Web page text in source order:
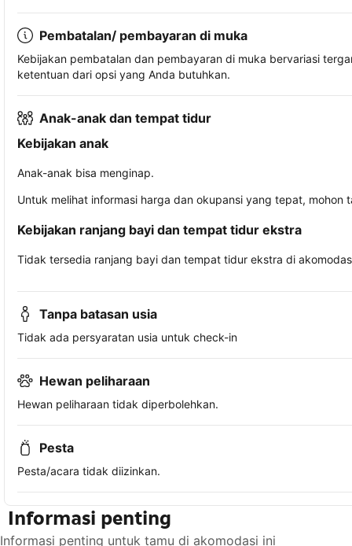
Pembatalan/ pembayaran di muka
Kebijakan pembatalan dan pembayaran di muka bervariasi
ketentuan dari opsi yang Anda butuhkan.
Anak-anak dan tempat tidur
Kebijakan anak
Anak-anak bisa menginap.
Untuk melihat informasi harga dan okupansi yang tepat,
Kebijakan ranjang bayi dan tempat tidur ekstra
Tidak tersedia ranjang bayi dan tempat tidur ekstra di
Tanpa batasan usia
Tidak ada persyaratan usia untuk check-in
Hewan peliharaan
Hewan peliharaan tidak diperbolehkan.
Pesta
Pesta/acara tidak diizinkan.
Informasi penting
Informasi penting untuk tamu di akomodasi ini